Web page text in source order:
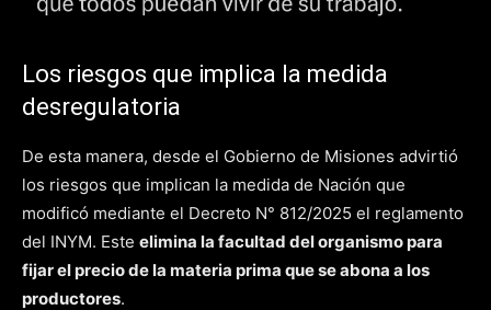
Los riesgos que implica la medida
desregulatoria
De esta manera, desde el Gobierno de Misiones advirtió
los riesgos que implican la medida de Nación que
modificó mediante el Decreto N° 812/2025 el reglamento
del INYM. Este elimina la facultad del organismo para
fijar el precio de la materia prima que se abona a los
productores.